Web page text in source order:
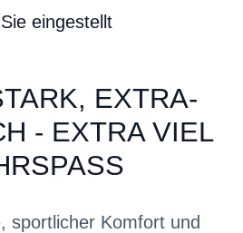
eingestellt
EXTRA-
- EXTRA VIEL
sportlicher Komfort und